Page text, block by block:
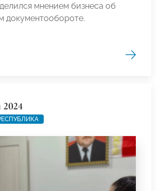
мнением бизнеса об
документообороте.